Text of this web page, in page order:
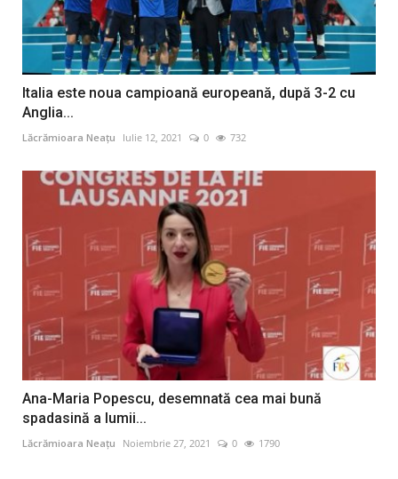
Italia este noua campioană europeană, după 3-2 cu
Anglia...
Lăcrămioara Neațu Iulie 12, 2021 0 732
Ana-Maria Popescu, desemnată cea mai bună
spadasină a lumii...
Lăcrămioara Neațu Noiembrie 27, 2021 0 1790